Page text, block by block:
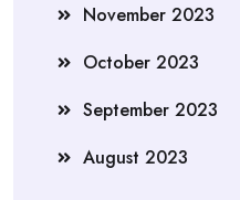
November 2023
October 2023
September 2023
August 2023